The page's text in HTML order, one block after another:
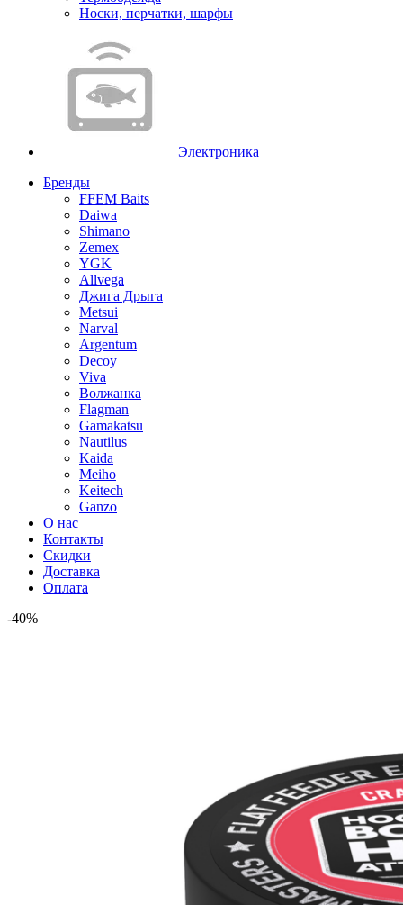
Носки, перчатки, шарфы
Электроника
Бренды
FFEM Baits
Daiwa
Shimano
Zemex
YGK
Allvega
Джига Дрыга
Metsui
Narval
Argentum
Decoy
Viva
Волжанка
Flagman
Gamakatsu
Nautilus
Kaida
Meiho
Keitech
Ganzo
О нас
Контакты
Скидки
Доставка
Оплата
-40%